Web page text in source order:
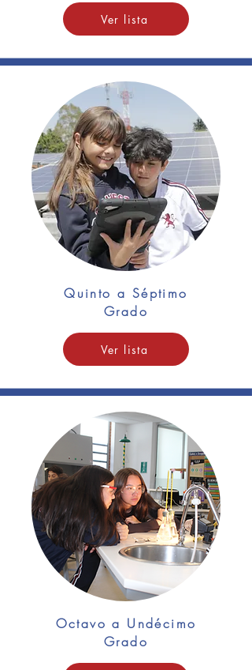
Ver lista
Quinto a Séptimo
Grado
Ver lista
Octavo a Undécimo
Grado